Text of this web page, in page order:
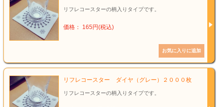
リフレコースターの柄入りタイプです。
価格： 165円(税込)
リフレコースター ダイヤ（グレー）２０００枚
リフレコースターの柄入りタイプです。